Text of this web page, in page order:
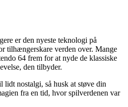
er den nyeste teknologi på
tilhængerskare verden over. Mange
64 frem for at nyde de klassiske
den tilbyder.
lidt nostalgi, så husk at støve din
fra en tid, hvor spilverdenen var